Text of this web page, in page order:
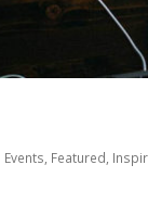
Events, Featured,